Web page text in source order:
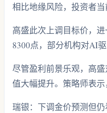
相比地缘风险，投资者
高盛此次上调目标价，
8300点，部分机构对AI
尽管盈利前景乐观，高
值大幅提升。策略师表
瑞银：下调金价预测但